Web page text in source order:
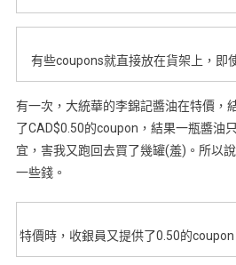
有些coupons就直接放在貨架上，即
有一次，大統華的李錦記醬油在特價，
了CAD$0.50的coupon，結果一瓶醬油
宜，害我又跑回去買了幾罐(羞)。所以
一些錢。
特價時，收銀員又提供了0.50的